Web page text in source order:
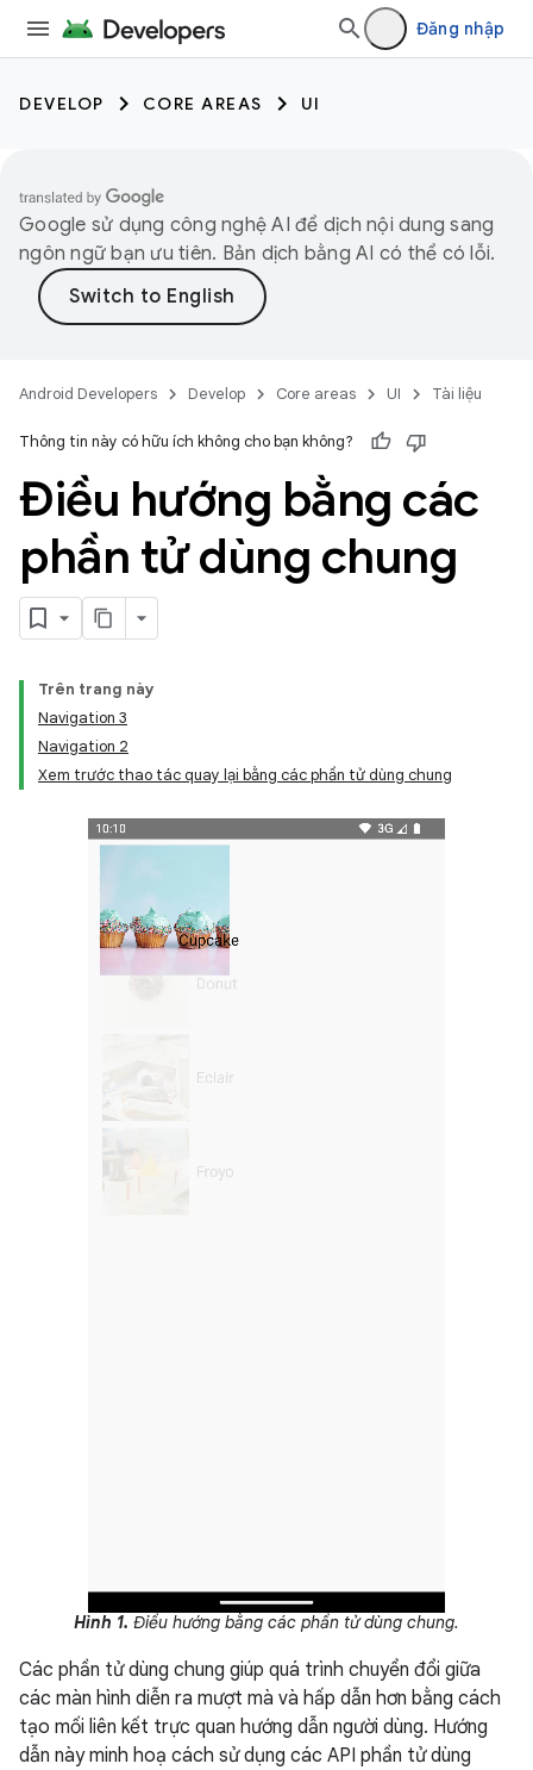
Đăng nhập
DEVELOP CORE AREAS UI
Google sử dụng công nghệ AI để dịch nội dung sang
ngôn ngữ bạn ưu tiên. Bản dịch bằng AI có thể có lỗi.
Android Developers Develop Core areas UI Tài liệu
Thông tin này có hữu ích không cho bạn không?
Điều hướng bằng các
phần tử dùng chung
Trên trang này
Navigation 3
Navigation 2
Xem trước thao tác quay lại bằng các phần tử dùng chung
Hình 1. Điều hướng bằng các phần tử dùng chung.
Các phần tử dùng chung giúp quá trình chuyển đổi giữa
các màn hình diễn ra mượt mà và hấp dẫn hơn bằng cách
tạo mối liên kết trực quan hướng dẫn người dùng. Hướng
dẫn này minh hoạ cách sử dụng các API phần tử dùng